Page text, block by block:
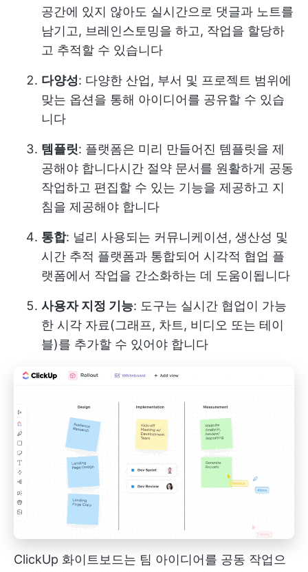
공간에 있지 않아도 실시간으로 댓글과 노트를
남기고, 브레인스토밍을 하고, 작업을 할당하
고 추적할 수 있습니다
다양성: 다양한 산업, 부서 및 프로젝트 범위에
맞는 옵션을 통해 아이디어를 공유할 수 있습
니다
템플릿: 플랫폼은 미리 만들어진 템플릿을 제
공해야 합니다시간 절약 문서를 원활하게 공동
작업하고 편집할 수 있는 기능을 제공하고 지
침을 제공해야 합니다
통합: 널리 사용되는 커뮤니케이션, 생산성 및
시간 추적 플랫폼과 통합되어 시각적 협업 플
랫폼에서 작업을 간소화하는 데 도움이됩니다
사용자 지정 기능: 도구는 실시간 협업이 가능
한 시각 자료(그래프, 차트, 비디오 또는 테이
블)를 추가할 수 있어야 합니다
ClickUp 화이트보드는 팀 아이디어를 공동 작업으